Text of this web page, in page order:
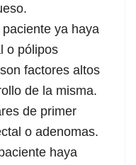
ya haya
o pólipos
factores altos
de la misma.
de primer
o adenomas.
haya